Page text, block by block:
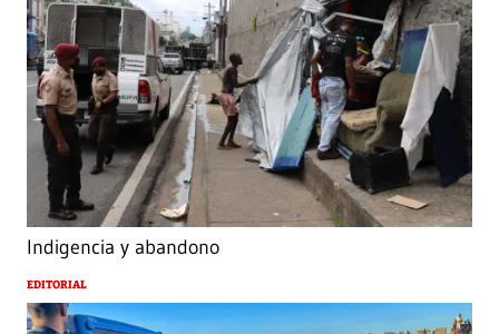
Indigencia y abandono
EDITORIAL